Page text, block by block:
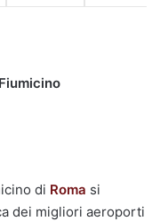
di Roma si
dei migliori aeroporti